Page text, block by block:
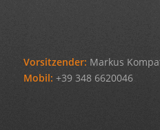
Vorsitzender: Markus
Mobil: +39 348 6620046